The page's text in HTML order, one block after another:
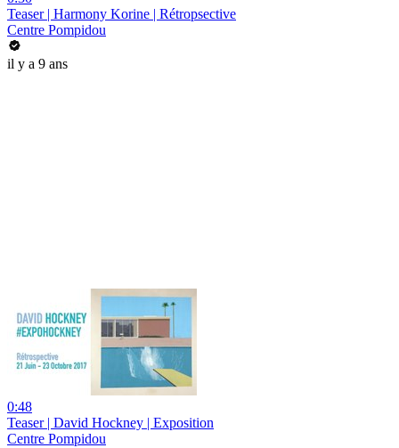
Teaser | Harmony Korine | Rétropsective
Centre Pompidou
il y a 9 ans
0:48
Teaser | David Hockney | Exposition
Centre Pompidou